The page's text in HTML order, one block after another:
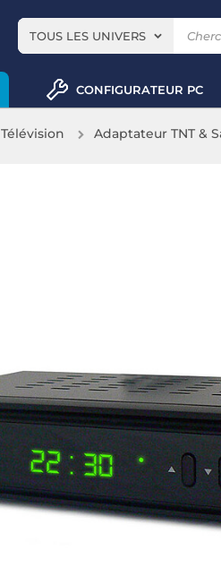
TOUS LES UNIVERS
CONFIGURATEUR PC
Télévision Adaptateur TNT &